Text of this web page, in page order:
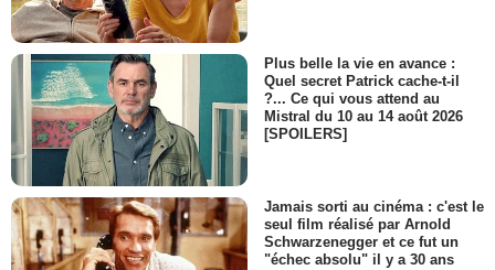
Plus belle la vie en avance :
Quel secret Patrick cache-t-il
?... Ce qui vous attend au
Mistral du 10 au 14 août 2026
[SPOILERS]
Jamais sorti au cinéma : c'est le
seul film réalisé par Arnold
Schwarzenegger et ce fut un
"échec absolu" il y a 30 ans